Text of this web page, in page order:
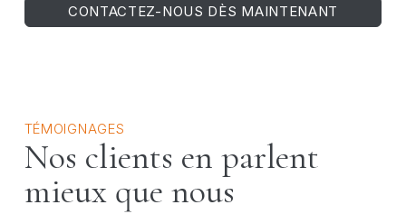
CONTACTEZ-NOUS DÈS MAINTENANT
TÉMOIGNAGES
Nos clients en parlent
mieux que nous